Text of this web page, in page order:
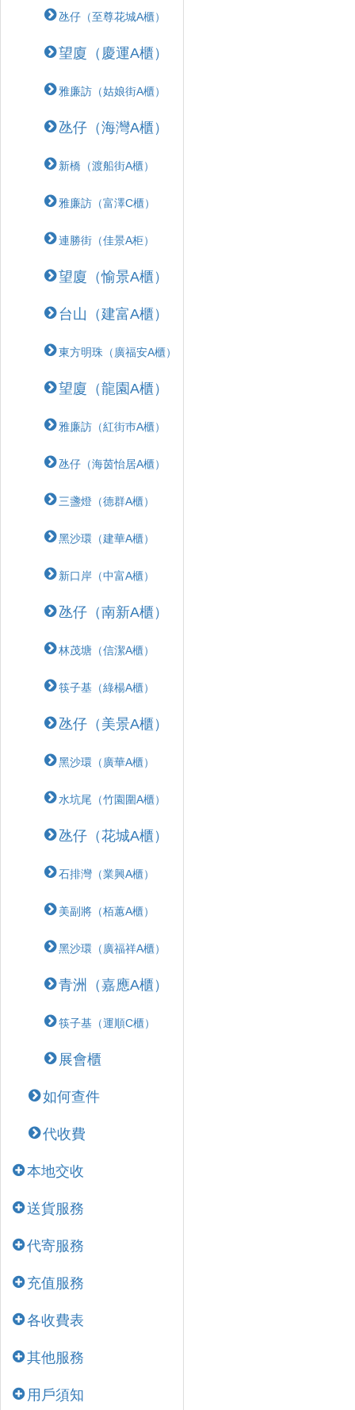
氹仔（至尊花城A櫃）
望廈（慶運A櫃）
雅廉訪（姑娘街A櫃）
氹仔（海灣A櫃）
新橋（渡船街A櫃）
雅廉訪（富澤C櫃）
連勝街（佳景A柜）
望廈（愉景A櫃）
台山（建富A櫃）
東方明珠（廣福安A櫃）
望廈（龍園A櫃）
雅廉訪（紅街巿A櫃）
氹仔（海茵怡居A櫃）
三盞燈（德群A櫃）
黑沙環（建華A櫃）
新口岸（中富A櫃）
氹仔（南新A櫃）
林茂塘（信潔A櫃）
筷子基（綠楊A櫃）
氹仔（美景A櫃）
黑沙環（廣華A櫃）
水坑尾（竹園圍A櫃）
氹仔（花城A櫃）
石排灣（業興A櫃）
美副將（栢蕙A櫃）
黑沙環（廣福祥A櫃）
青洲（嘉應A櫃）
筷子基（運順C櫃）
展會櫃
如何查件
代收費
本地交收
送貨服務
代寄服務
充值服務
各收費表
其他服務
用戶須知